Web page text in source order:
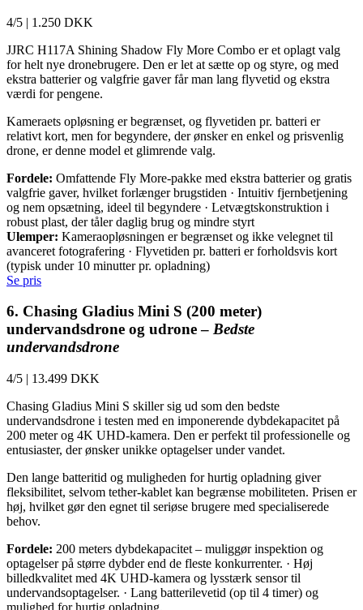
4/5 | 1.250 DKK
JJRC H117A Shining Shadow Fly More Combo er et oplagt valg
for helt nye dronebrugere. Den er let at sætte op og styre, og med
ekstra batterier og valgfrie gaver får man lang flyvetid og ekstra
værdi for pengene.
Kameraets opløsning er begrænset, og flyvetiden pr. batteri er
relativt kort, men for begyndere, der ønsker en enkel og prisvenlig
drone, er denne model et glimrende valg.
Fordele: Omfattende Fly More-pakke med ekstra batterier og gratis
valgfrie gaver, hvilket forlænger brugstiden · Intuitiv fjernbetjening
og nem opsætning, ideel til begyndere · Letvægtskonstruktion i
robust plast, der tåler daglig brug og mindre styrt
Ulemper: Kameraopløsningen er begrænset og ikke velegnet til
avanceret fotografering · Flyvetiden pr. batteri er forholdsvis kort
(typisk under 10 minutter pr. opladning)
Se pris
6. Chasing Gladius Mini S (200 meter)
undervandsdrone og udrone – Bedste
undervandsdrone
4/5 | 13.499 DKK
Chasing Gladius Mini S skiller sig ud som den bedste
undervandsdrone i testen med en imponerende dybdekapacitet på
200 meter og 4K UHD-kamera. Den er perfekt til professionelle og
entusiaster, der ønsker unikke optagelser under vandet.
Den lange batteritid og muligheden for hurtig opladning giver
fleksibilitet, selvom tether-kablet kan begrænse mobiliteten. Prisen er
høj, hvilket gør den egnet til seriøse brugere med specialiserede
behov.
Fordele: 200 meters dybdekapacitet – muliggør inspektion og
optagelser på større dybder end de fleste konkurrenter. · Høj
billedkvalitet med 4K UHD-kamera og lysstærk sensor til
undervandsoptagelser. · Lang batterilevetid (op til 4 timer) og
mulighed for hurtig opladning.